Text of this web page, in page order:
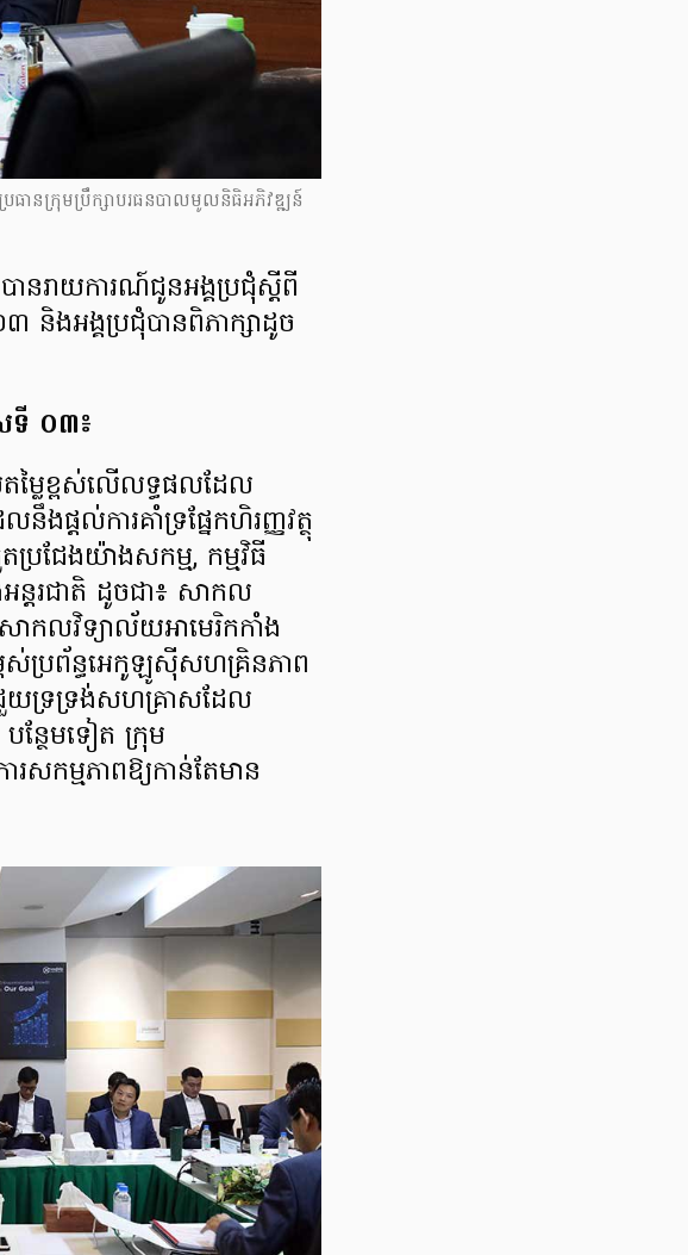
រធាន​ក្រុមប្រឹក្សា​បរធនបាល​មូលនិធិ​អភិវឌ្ឍន៍​
ានរាយការណ៍ជូនអង្គប្រជុំស្ដីពី
និងអង្គប្រជុំបានពិភាក្សាដូច
សទី ០៣៖
ម្លៃខ្ពស់លើលទ្ធផលដែល
ផ្ដល់ការគាំទ្រផ្នែកហិរញ្ញវត្ថុ
ប្រជែងយ៉ាងសកម្ម, កម្មវិធី
តរជាតិ ដូចជា៖ សាកល
កលវិទ្យាល័យអាមេរិកកាំង
ស់ប្រព័ន្ធអេកូឡូស៊ីសហគ្រិនភាព
ងជួយទ្រទ្រង់សហគ្រាសដែល
ថែមទៀត ក្រុម
រសកម្មភាពឱ្យកាន់តែមាន